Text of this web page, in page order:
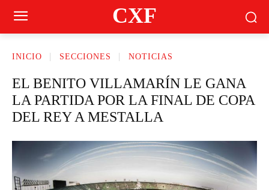
CXF
INICIO SECCIONES NOTICIAS
EL BENITO VILLAMARÍN LE GANA
LA PARTIDA POR LA FINAL DE COPA
DEL REY A MESTALLA